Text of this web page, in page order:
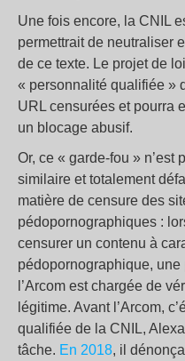
Une fois encore, la CNIL
permettrait de neutraliser
de ce texte. Le projet de
« personnalité qualifiée »
URL censurées et pourra
un blocage abusif.
Or, ce « garde-fou » n’est
similaire et totalement
matière de censure des
pédopornographiques :
censurer un contenu à
pédopornographique,
l’Arcom est chargée de
légitime. Avant l’Arcom,
qualifiée de la CNIL,
tâche. En 2018, il